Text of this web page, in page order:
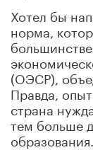
Хотел бы
норма,
(ОЭСР),
Правда,
страна
тем больше
образования.